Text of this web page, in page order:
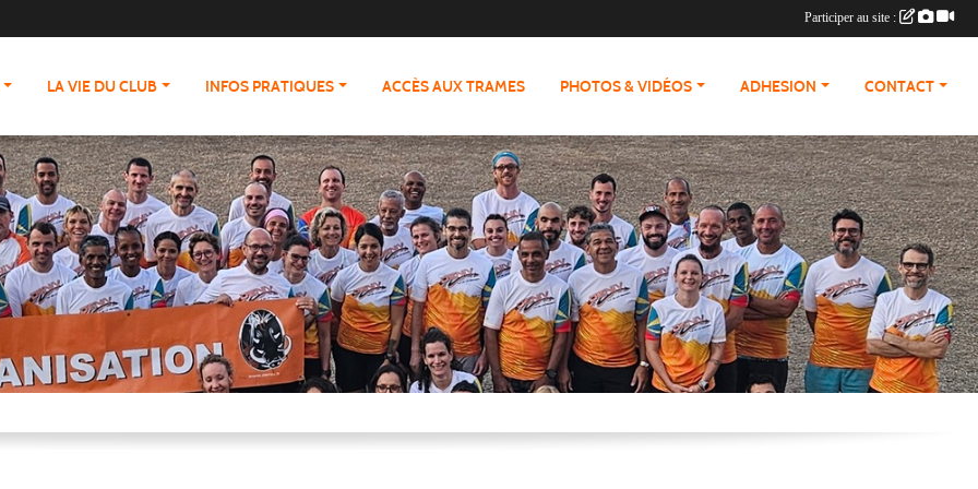
LA VIE DU CLUB INFOS PRATIQUES ACCÈS AUX TRAMES PHOTOS & VIDÉOS ADHESION CONTACT
Participer au site :